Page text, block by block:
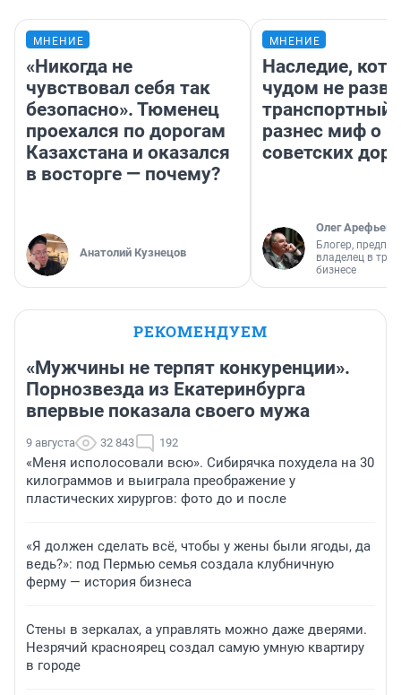
МНЕНИЕ
«Никогда не
чувствовал себя так
безопасно». Тюменец
проехался по дорогам
Казахстана и оказался
в восторге — почему?
Анатолий Кузнецов
МНЕНИЕ
Наследие,
чудом не
транспортный
разнес миф о
советских
Олег Арефьев
Блогер,
владелец в
бизнесе
РЕКОМЕНДУЕМ
«Мужчины не терпят конкуренции».
Порнозвезда из Екатеринбурга
впервые показала своего мужа
9 августа 32 843 192
«Меня исполосовали всю». Сибирячка похудела на 30
килограммов и выиграла преображение у
пластических хирургов: фото до и после
«Я должен сделать всё, чтобы у жены были ягоды, да
ведь?»: под Пермью семья создала клубничную
ферму — история бизнеса
Стены в зеркалах, а управлять можно даже дверями.
Незрячий красноярец создал самую умную квартиру
в городе